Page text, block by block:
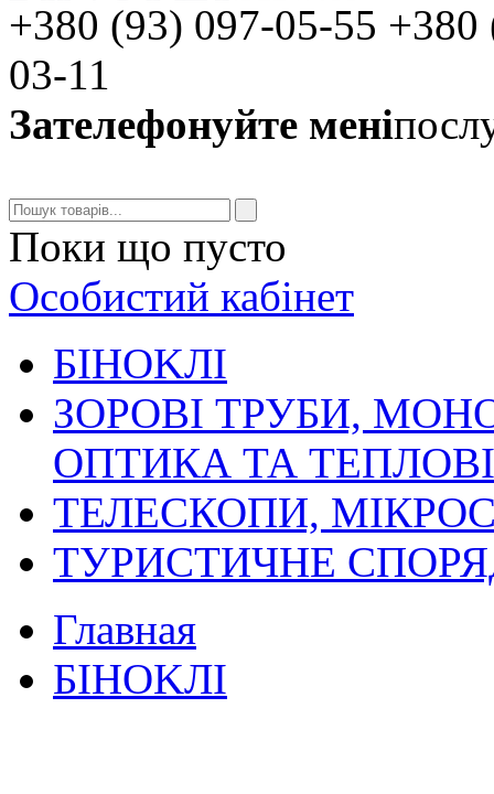
+380 (93) 097-05-55
03-11
Зателефонуйте мені
Поки що пусто
Особистий кабінет
БIHOKЛI
ЗОРОВІ ТРУБИ,
ОПТИКА ТА
ТЕЛЕСКОПИ,
ТУРИСТИЧНЕ
Главная
БIHOKЛI